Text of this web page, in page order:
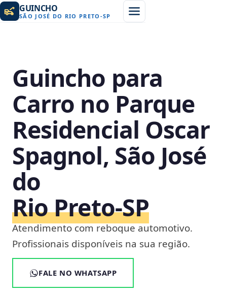
GUINCHO
SÃO JOSÉ DO RIO PRETO -SP
Guincho para
Carro no Parque
Residencial Oscar
Spagnol, São José
do
Rio Preto‑SP
Atendimento com reboque automotivo.
Profissionais disponíveis na sua região.
FALE NO WHATSAPP